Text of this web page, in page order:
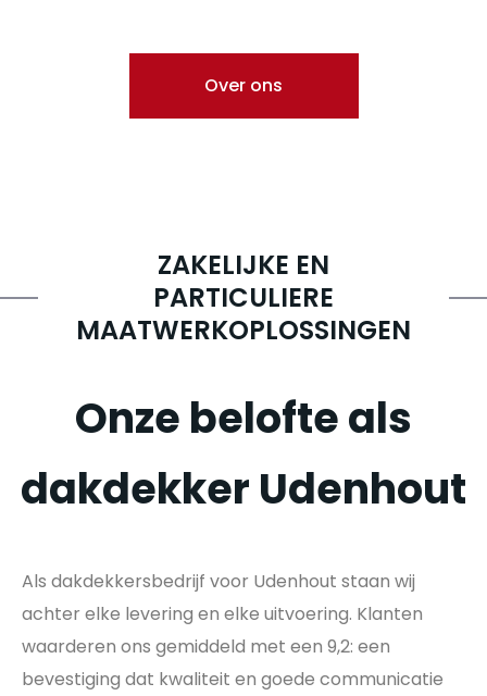
Over ons
ZAKELIJKE EN
PARTICULIERE
MAATWERKOPLOSSINGEN
Onze belofte als
dakdekker Udenhout
Als dakdekkersbedrijf voor Udenhout staan wij
achter elke levering en elke uitvoering. Klanten
waarderen ons gemiddeld met een 9,2: een
bevestiging dat kwaliteit en goede communicatie